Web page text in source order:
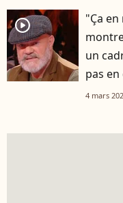
player2
"Ça
un
pas
4 mars